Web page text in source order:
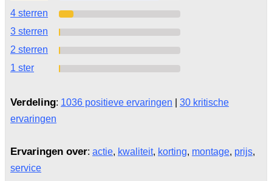
4 sterren
3 sterren
2 sterren
1 ster
Verdeling: 1036 positieve ervaringen
30 kritische
ervaringen
Ervaringen over: actie, kwaliteit, korting, montage, prijs,
service